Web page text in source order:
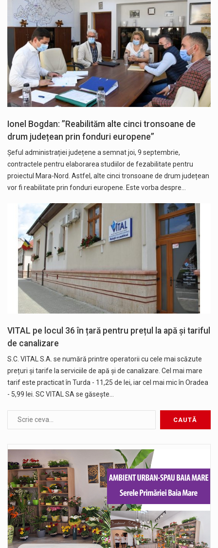
Ionel Bogdan: ”Reabilităm alte cinci tronsoane de
drum județean prin fonduri europene”
Șeful administrației județene a semnat joi, 9 septembrie,
contractele pentru elaborarea studiilor de fezabilitate pentru
proiectul Mara-Nord. Astfel, alte cinci tronsoane de drum județean
vor fi reabilitate prin fonduri europene. Este vorba despre…
VITAL pe locul 36 în țară pentru prețul la apă și tariful
de canalizare
S.C. VITAL S.A. se numără printre operatorii cu cele mai scăzute
prețuri și tarife la serviciile de apă și de canalizare. Cel mai mare
tarif este practicat în Turda - 11,25 de lei, iar cel mai mic în Oradea
- 5,99 lei. SC VITAL SA se găsește…